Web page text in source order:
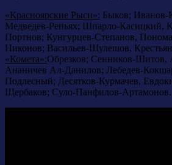
«Красноярские Рыси»: Быков; Иванов-
Медведев-Репьях; Шпарло-Касицкий,
Портнов; Кунгурцев-Степанов,
Никонов; Васильев-Шулешов,
«Комета»:Обрезков; Сенников-Шитов,
Ананичев Ал-Данилов; Лебедев-
Подлесный; Десятков-Курмачев,
Щербаков; Суло-Панфилов-Артамонов.